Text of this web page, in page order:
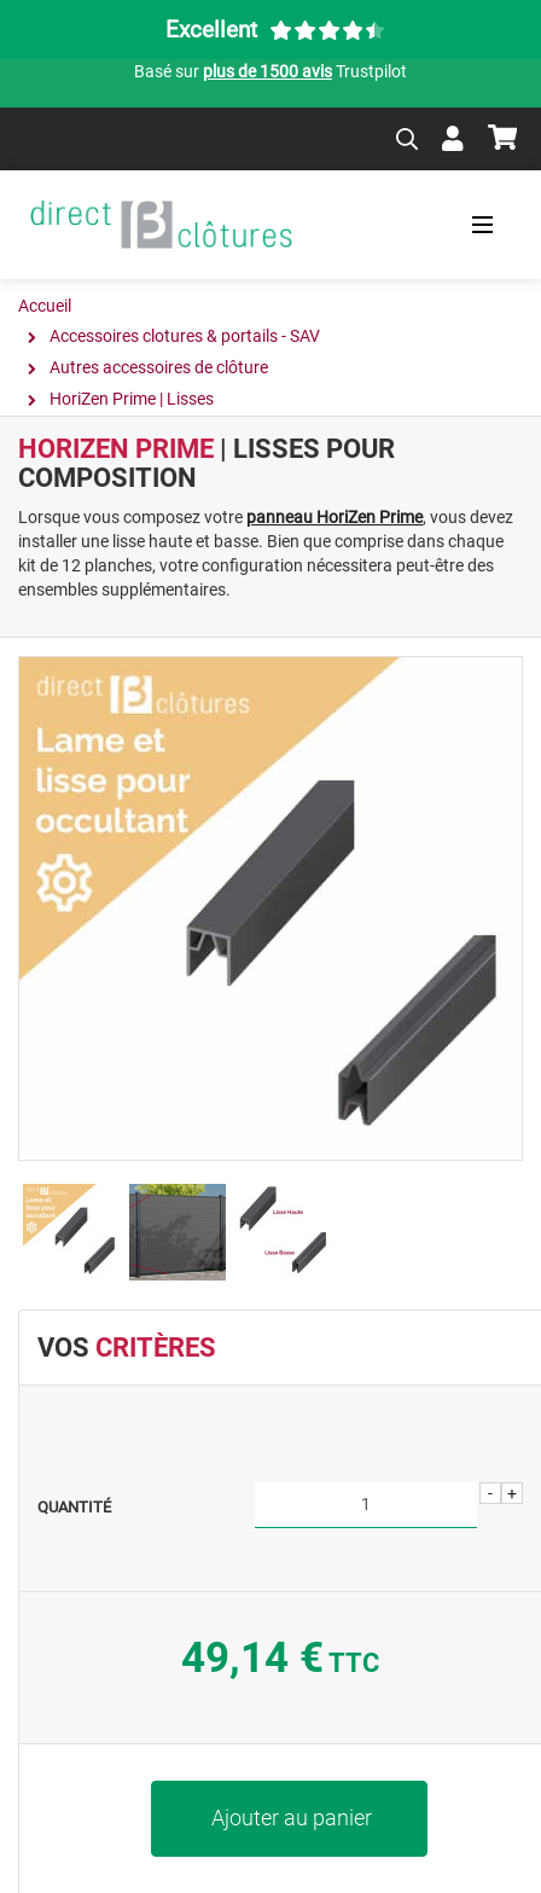
Excellent
Basé sur plus de 1500 avisTrustpilot
Accueil
Accessoires clotures & portails - SAV
Autres accessoires de clôture
HoriZen Prime | Lisses
HORIZEN PRIME | LISSES POUR
COMPOSITION
Lorsque vous composez votre panneau HoriZen Prime, vous devez
installer une lisse haute et basse. Bien que comprise dans chaque
kit de 12 planches, votre configuration nécessitera peut-être des
ensembles supplémentaires.
VOS CRITÈRES
QUANTITÉ
+
-
49,14 € TTC
Ajouter au panier